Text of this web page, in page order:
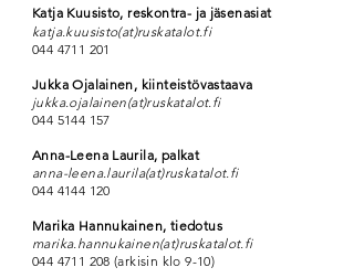
Katja Kuusisto, reskontra- ja jäsenasiat
katja.kuusisto(at)ruskatalot.fi
044 4711 201
Jukka Ojalainen, kiinteistövastaava
jukka.ojalainen(at)ruskatalot.fi
044 5144 157
Anna-Leena Laurila, palkat
anna-leena.laurila(at)ruskatalot.fi
044 4144 120
Marika Hannukainen, tiedotus
marika.hannukainen(at)ruskatalot.fi
044 4711 208 (arkisin klo 9-10)